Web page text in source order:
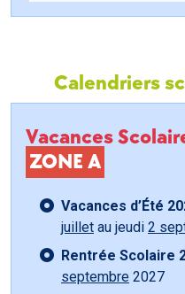
Calendriers
Vacances
ZONE A
Vacances d’Été
juillet au jeudi 2
Rentrée Scolaire
septembre 2027